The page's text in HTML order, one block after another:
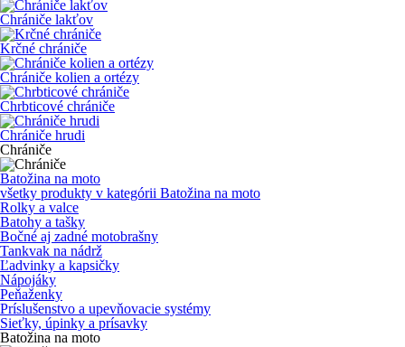
Chrániče lakťov
Krčné chrániče
Chrániče kolien a ortézy
Chrbticové chrániče
Chrániče hrudi
Chrániče
Batožina na moto
všetky produkty v kategórii Batožina na moto
Rolky a valce
Batohy a tašky
Bočné aj zadné motobrašny
Tankvak na nádrž
Ľadvinky a kapsičky
Nápojáky
Peňaženky
Príslušenstvo a upevňovacie systémy
Sieťky, úpinky a prísavky
Batožina na moto